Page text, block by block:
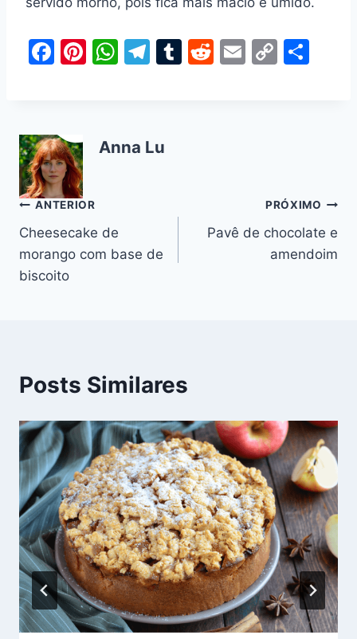
F
e
b
o
o
k
Pi
st
W
A
T
a
T
R
E
C
k
Anna Lu
Navegação
de
Post
ANTERIOR
Cheesecake de
morango com base de
biscoito
PRÓXIMO
Pavê de chocolate e
amendoim
Posts Similares